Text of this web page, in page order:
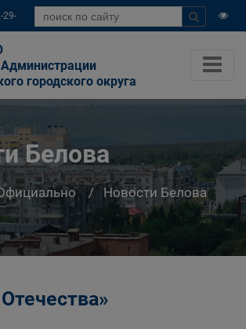
29-
городского округа
Белова
Новости Белова